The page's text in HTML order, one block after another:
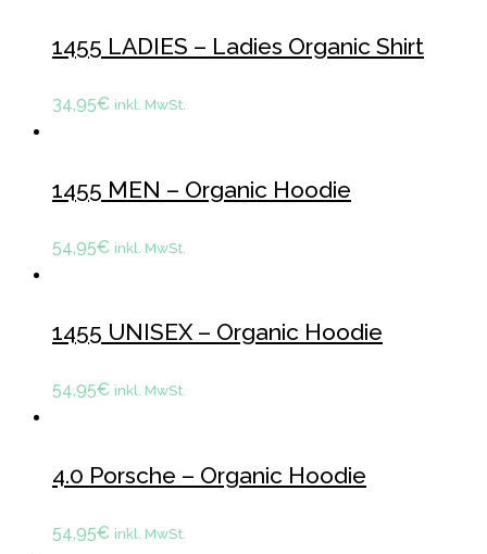
1455 LADIES – Ladies Organic Shirt
34,95€ inkl. MwSt.
1455 MEN – Organic Hoodie
54,95€ inkl. MwSt.
1455 UNISEX – Organic Hoodie
54,95€ inkl. MwSt.
4.0 Porsche – Organic Hoodie
54,95€ inkl. MwSt.